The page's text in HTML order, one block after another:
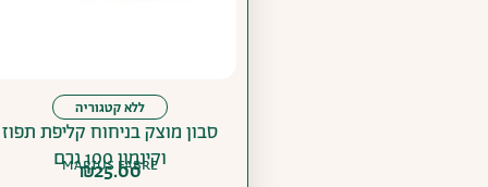
ללא קטגוריה
סבון מוצק בניחוח קליפת תפוז
וקינמון 100 גרם
MARIUS FABRE
₪25.00